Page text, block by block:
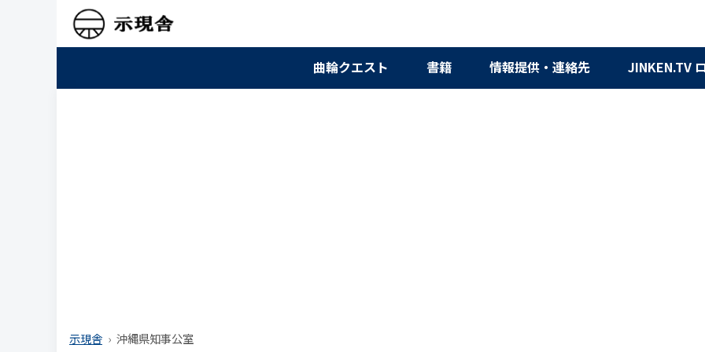
曲輪クエスト 書籍 情報提供・連絡先 JINKEN.TV
示現舎 沖縄県知事公室